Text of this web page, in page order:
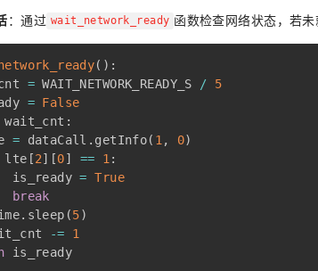
：通过 wait_network_ready 函数检查网络状态，若未
( ) :
= WAIT_NETWORK_READY_S /
5
= False
wait_cnt :
= dataCall . getInfo( 1 , 0)
lte [2] [0] == 1 :
is_ready
= True
break
. sleep (5)
-=
1
is_ready